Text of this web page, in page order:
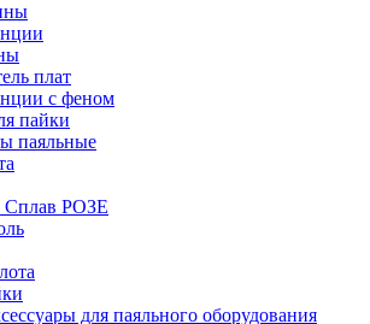
плат
с феном
пайки
паяльные
РОЗЕ
для паяльного оборудования